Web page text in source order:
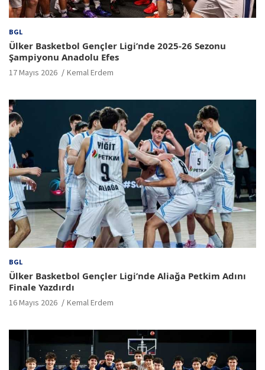
BGL
Ülker Basketbol Gençler Ligi’nde 2025-26 Sezonu
Şampiyonu Anadolu Efes
17 Mayıs 2026 Kemal Erdem
BGL
Ülker Basketbol Gençler Ligi’nde Aliağa Petkim Adını
Finale Yazdırdı
16 Mayıs 2026 Kemal Erdem